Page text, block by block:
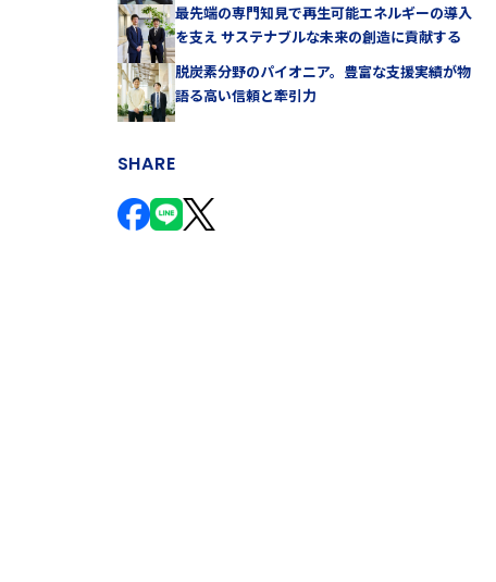
最先端の専門知見で再生可能エネルギーの導入
を支え サステナブルな未来の創造に貢献する
脱炭素分野のパイオニア。豊富な支援実績が物
語る高い信頼と牽引力
SHARE